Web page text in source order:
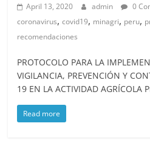
April 13, 2020 admin 0
coronavirus,covid19, minagri, peru,
recomendaciones
PROTOCOLO PARA LA
VIGILANCIA, PREVENCIÓN Y
19 EN LA ACTIVIDAD AGRÍCOLA
Read more